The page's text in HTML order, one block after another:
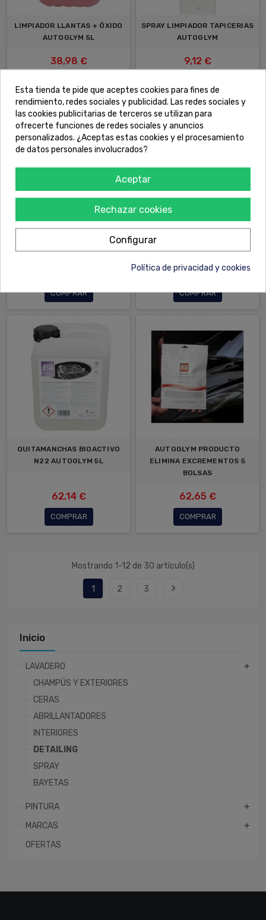
Inicio
LAVADERO add
CHAMPÚS Y EXTERIORES
CERAS
ABRILLANTADORES
INTERIORES
DETAILING
SPRAY
BAYETAS
PINTURA add
MARCAS add
OFERTAS
LIMPIADOR LLANTAS + ÓXIDO
AUTOGLYM 5L
38,98 €
SPRAY LIMPIADOR TAPICERIAS
AUTOGLYM
9,12 €
AUTOGLYM 1L
COMPRAR
SPRAY LUSTRE VINILO
AUTOGLYM 450ML
12,49 €
COMPRAR
QUITAMANCHAS BIOACTIVO
N22 AUTOGLYM 5L
62,14 €
COMPRAR
AUTOGLYM PRODUCTO
ELIMINA EXCREMENTOS 5
BOLSAS
62,65 €
COMPRAR
Mostrando 1-12 de 30 artículo(s)
1 2 3 navigate_next
Esta tienda te pide que aceptes cookies para fines de
rendimiento, redes sociales y publicidad. Las redes sociales y
las cookies publicitarias de terceros se utilizan para
ofrecerte funciones de redes sociales y anuncios
personalizados. ¿Aceptas estas cookies y el procesamiento
de datos personales involucrados?
Aceptar
Rechazar cookies
Configurar
Política de privacidad y cookies